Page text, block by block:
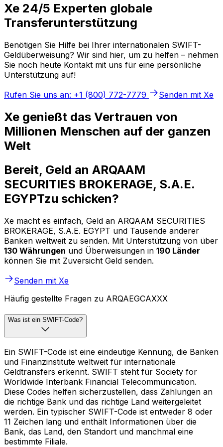
Xe 24/5 Experten globale
Transferunterstützung
Benötigen Sie Hilfe bei Ihrer internationalen SWIFT-
Geldüberweisung? Wir sind hier, um zu helfen – nehmen
Sie noch heute Kontakt mit uns für eine persönliche
Unterstützung auf!
Rufen Sie uns an: +1 (800) 772-7779
Senden mit Xe
Xe genießt das Vertrauen von
Millionen Menschen auf der ganzen
Welt
Bereit, Geld an ARQAAM
SECURITIES BROKERAGE, S.A.E.
EGYPTzu schicken?
Xe macht es einfach, Geld an ARQAAM SECURITIES
BROKERAGE, S.A.E. EGYPT und Tausende anderer
Banken weltweit zu senden. Mit Unterstützung von über
130 Währungen und Überweisungen in 190 Länder
können Sie mit Zuversicht Geld senden.
Senden mit Xe
Häufig gestellte Fragen zu ARQAEGCAXXX
Was ist ein SWIFT-Code?
Ein SWIFT-Code ist eine eindeutige Kennung, die Banken
und Finanzinstitute weltweit für internationale
Geldtransfers erkennt. SWIFT steht für Society for
Worldwide Interbank Financial Telecommunication.
Diese Codes helfen sicherzustellen, dass Zahlungen an
die richtige Bank und das richtige Land weitergeleitet
werden. Ein typischer SWIFT-Code ist entweder 8 oder
11 Zeichen lang und enthält Informationen über die
Bank, das Land, den Standort und manchmal eine
bestimmte Filiale.